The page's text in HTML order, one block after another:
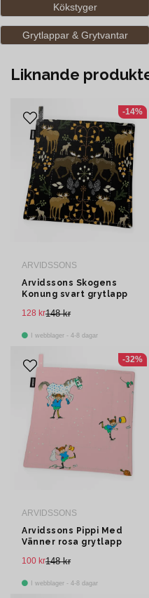
Kökstyger
Grytlappar & Grytvantar
Liknande
ARVIDSSONS
Arvidssons Skogens
Konung svart grytlapp
148 kr
128 kr
I webblager - 4-8 dagar
-14%
ARVIDSSONS
Arvidssons Pippi Med
Vänner rosa grytlapp
148 kr
100 kr
I webblager - 4-8 dagar
-32%